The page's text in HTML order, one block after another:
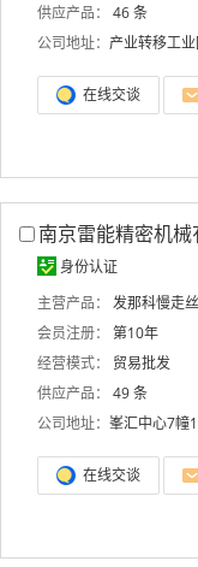
供应产品：
46 条
公司地址： 产业转移工
在线交谈
南京雷能精密机械
身份认证
主营产品：
发那科慢走丝
会员注册：
第10年
经营模式：
贸易批发
供应产品：
49 条
公司地址： 峯汇中心7幢
在线交谈